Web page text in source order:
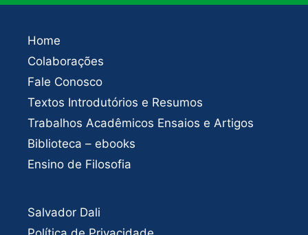
Home
Colaborações
Fale Conosco
Textos Introdutórios e Resumos
Trabalhos Acadêmicos Ensaios e Artigos
Biblioteca – ebooks
Ensino de Filosofia
Salvador Dali